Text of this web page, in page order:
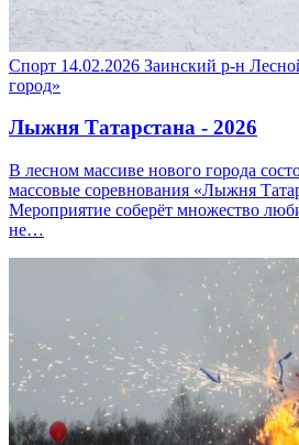
Спорт 14.02.2026 Заинский р-н
город»
Лыжня Татарстана - 2026
В лесном массиве нового города
массовые соревнования «Лыжня
Мероприятие соберёт множество
не…